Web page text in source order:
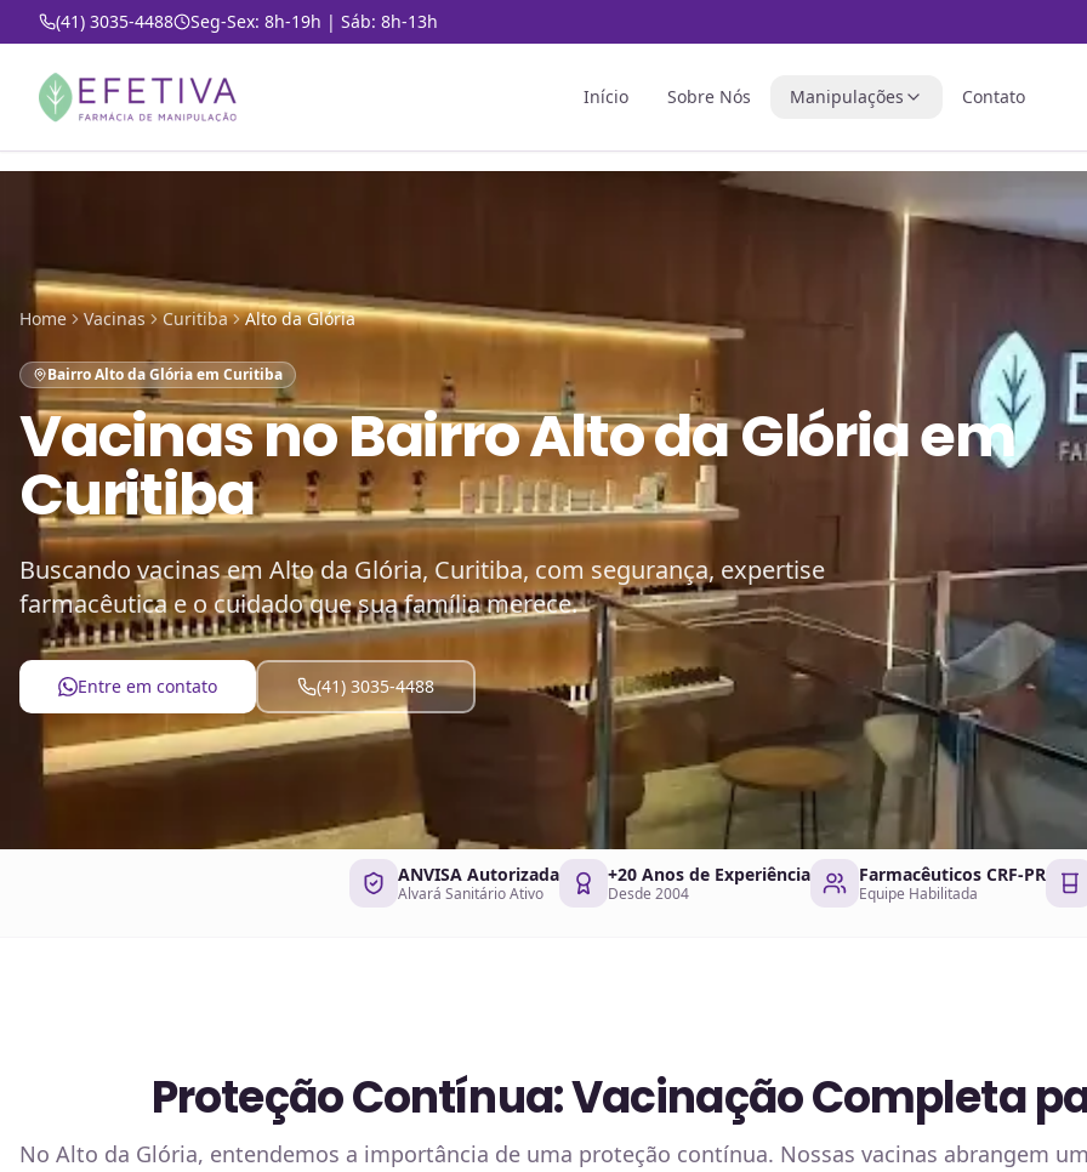
(41) 3035-4488 Seg-Sex: 8h-19h | Sáb: 8h-13h
Início Sobre Nós Manipulações Contato
Home Vacinas Curitiba Alto da Glória
Bairro Alto da Glória em Curitiba
VacinasnoBairro Alto da Glória em
Curitiba
Buscando vacinas em Alto da Glória, Curitiba, com segurança, expertise
farmacêutica e o cuidado que sua família merece.
Entre em contato (41) 3035-4488
ANVISA Autorizada
Alvará Sanitário Ativo
+20 Anos de Experiência
Desde 2004
Farmacêuticos CRF-PR
Equipe Habilitada
Proteção Contínua: Vacinação Completa
No Alto da Glória, entendemos a importância de uma proteção contínua. Nossas vacinas abrangem